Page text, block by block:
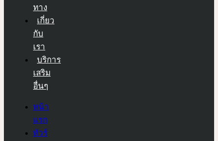
ทาง
เกี่ยว
กับ
เรา
บริการ
เสริม
อื่นๆ
หน้า
แรก
ทัวร์